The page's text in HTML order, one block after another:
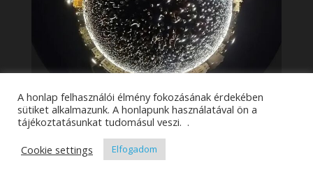
A honlap felhasználói élmény fokozásának érdekében
sütiket alkalmazunk. A honlapunk használatával ön a
tájékoztatásunkat tudomásul veszi. .
Cookie settings
Elfogadom